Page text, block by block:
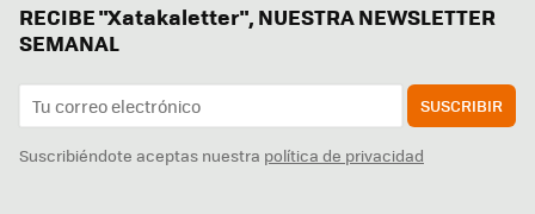
RECIBE "Xatakaletter", NUESTRA NEWSLETTER
SEMANAL
SUSCRIBIR
Suscribiéndote aceptas nuestra política de privacidad